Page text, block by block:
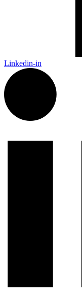
Linkedin-in